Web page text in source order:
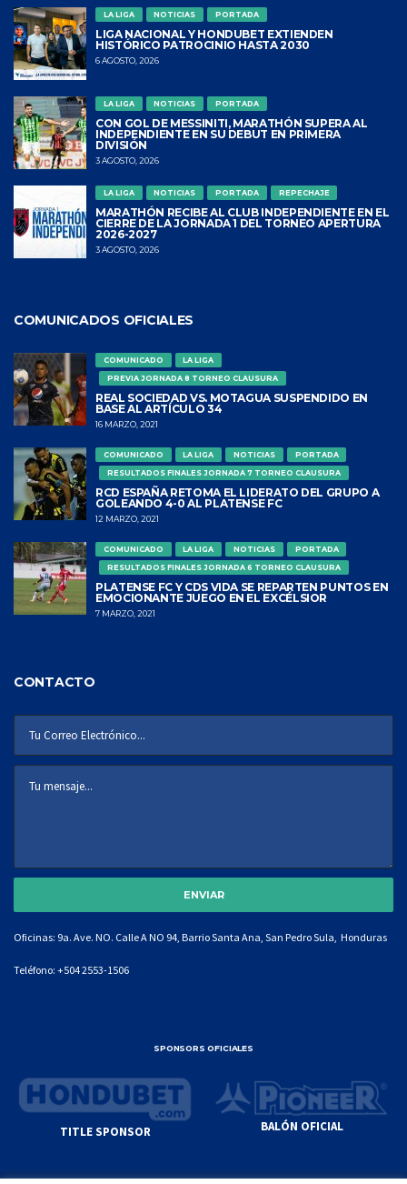
LA LIGA NOTICIAS PORTADA
LIGA NACIONAL Y HONDUBET EXTIENDEN
HISTÓRICO PATROCINIO HASTA 2030
6 AGOSTO, 2026
LA LIGA NOTICIAS PORTADA
CON GOL DE MESSINITI, MARATHÓN SUPERA AL
INDEPENDIENTE EN SU DEBUT EN PRIMERA
DIVISIÓN
3 AGOSTO, 2026
LA LIGA NOTICIAS PORTADA REPECHAJE
MARATHÓN RECIBE AL CLUB INDEPENDIENTE EN EL
CIERRE DE LA JORNADA 1 DEL TORNEO APERTURA
2026-2027
3 AGOSTO, 2026
COMUNICADOS OFICIALES
COMUNICADO
LA LIGA
PREVIA JORNADA 8 TORNEO CLAUSURA
REAL SOCIEDAD VS. MOTAGUA SUSPENDIDO EN
BASE AL ARTÍCULO 34
16 MARZO, 2021
COMUNICADO LA LIGA NOTICIAS
PORTADA
RESULTADOS FINALES JORNADA 7 TORNEO CLAUSURA
RCD ESPAÑA RETOMA EL LIDERATO DEL GRUPO A
GOLEANDO 4-0 AL PLATENSE FC
12 MARZO, 2021
COMUNICADO LA LIGA NOTICIAS
PORTADA
RESULTADOS FINALES JORNADA 6 TORNEO CLAUSURA
PLATENSE FC Y CDS VIDA SE REPARTEN PUNTOS EN
EMOCIONANTE JUEGO EN EL EXCÉLSIOR
7 MARZO, 2021
CONTACTO
Oficinas: 9a. Ave. NO. Calle A NO 94, Barrio Santa Ana, San Pedro Sula, Honduras
Teléfono: +504 2553-1506
SPONSORS OFICIALES
TITLE SPONSOR BALÓN OFICIAL